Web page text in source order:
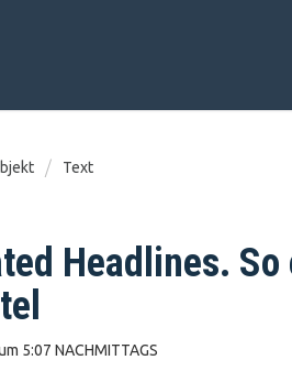
Text
Headlines.
5:07 NACHMITTAGS